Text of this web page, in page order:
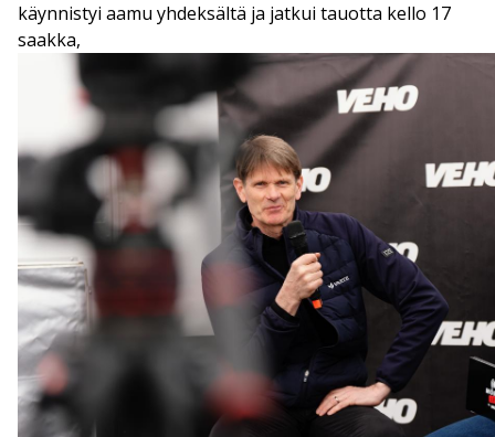
käynnistyi aamu yhdeksältä ja jatkui tauotta kello 17
saakka,